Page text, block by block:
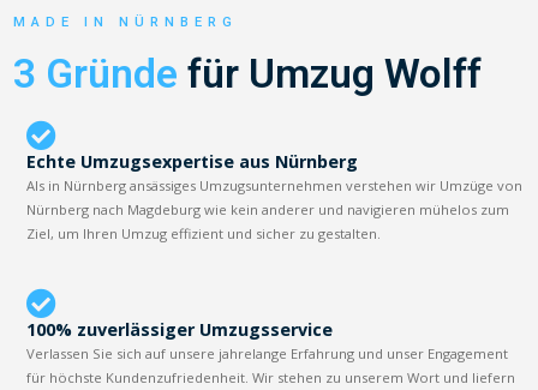
MADE IN NÜRNBERG
3 Gründe für Umzug Wolff
Echte Umzugsexpertise aus Nürnberg
Als in Nürnberg ansässiges Umzugsunternehmen verstehen wir Umzüge von
Nürnberg nach Magdeburg wie kein anderer und navigieren mühelos zum
Ziel, um Ihren Umzug effizient und sicher zu gestalten.
100% zuverlässiger Umzugsservice
Verlassen Sie sich auf unsere jahrelange Erfahrung und unser Engagement
für höchste Kundenzufriedenheit. Wir stehen zu unserem Wort und liefern